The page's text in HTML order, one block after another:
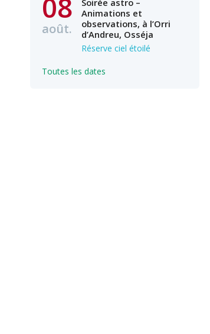
août.
Soirée astro –
Animations et
observations, à l’Orri
d’Andreu, Osséja
Réserve ciel étoilé
Toutes les dates